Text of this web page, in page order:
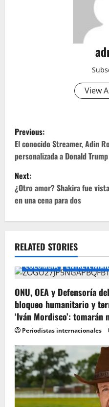
View
P
o
s
t
n
v
i
g
a
t
i
o
n
Previous:
El conocido Streamer, Adin
personalizada a Donald Trump
Next:
¿Otro amor? Shakira fue
en una cena para dos
RELATED STORIES
COLOMBIA
ONU, OEA y Defensoría
bloqueo humanitario y
‘Iván Mordisco’: tomarán
Periodistas internacionales